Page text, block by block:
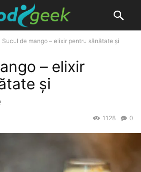
Sucul de mango – elixir pentru sănătate și
– elixir
și
0
1128